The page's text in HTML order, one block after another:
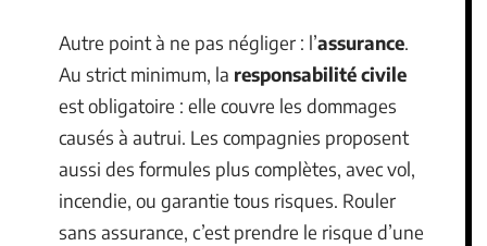
Autre point à ne pas négliger : l’assurance.
Au strict minimum, la responsabilité civile
est obligatoire : elle couvre les dommages
causés à autrui. Les compagnies proposent
aussi des formules plus complètes, avec vol,
incendie, ou garantie tous risques. Rouler
sans assurance, c’est prendre le risque d’une